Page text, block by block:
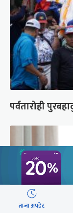
पर्वतारोही
ताजा अपडेट